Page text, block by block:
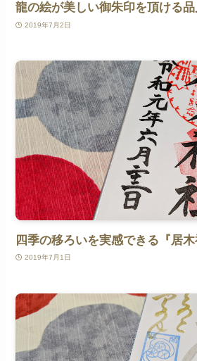
龍の絵が美しい御朱印を頂ける
2019年7月2日
四季の移ろいを実感できる『居
2019年7月1日